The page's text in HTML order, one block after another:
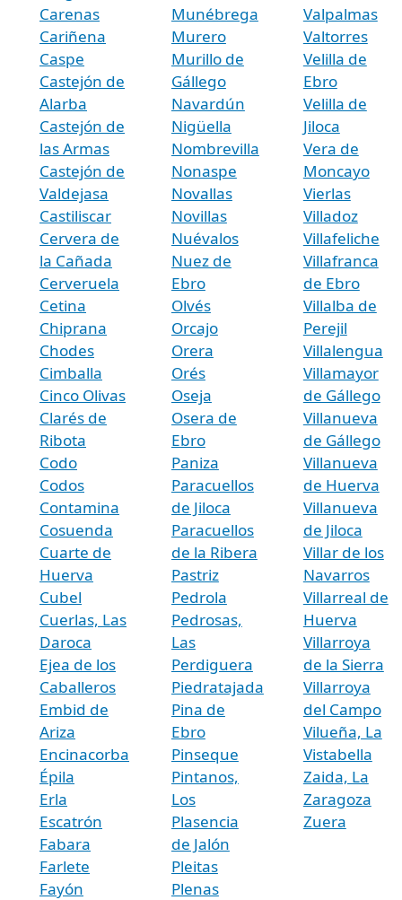
Carenas
Cariñena
Caspe
Castejón de
Alarba
Castejón de
las Armas
Castejón de
Valdejasa
Castiliscar
Cervera de
la Cañada
Cerveruela
Cetina
Chiprana
Chodes
Cimballa
Cinco Olivas
Clarés de
Ribota
Codo
Codos
Contamina
Cosuenda
Cuarte de
Huerva
Cubel
Cuerlas, Las
Daroca
Ejea de los
Caballeros
Embid de
Ariza
Encinacorba
Épila
Erla
Escatrón
Fabara
Farlete
Fayón
Munébrega
Murero
Murillo de
Gállego
Navardún
Nigüella
Nombrevilla
Nonaspe
Novallas
Novillas
Nuévalos
Nuez de
Ebro
Olvés
Orcajo
Orera
Orés
Oseja
Osera de
Ebro
Paniza
Paracuellos
de Jiloca
Paracuellos
de la Ribera
Pastriz
Pedrola
Pedrosas,
Las
Perdiguera
Piedratajada
Pina de
Ebro
Pinseque
Pintanos,
Los
Plasencia
de Jalón
Pleitas
Plenas
Valpalmas
Valtorres
Velilla de
Ebro
Velilla de
Jiloca
Vera de
Moncayo
Vierlas
Villadoz
Villafeliche
Villafranca
de Ebro
Villalba de
Perejil
Villalengua
Villamayor
de Gállego
Villanueva
de Gállego
Villanueva
de Huerva
Villanueva
de Jiloca
Villar de los
Navarros
Villarreal de
Huerva
Villarroya
de la Sierra
Villarroya
del Campo
Vilueña, La
Vistabella
Zaida, La
Zaragoza
Zuera